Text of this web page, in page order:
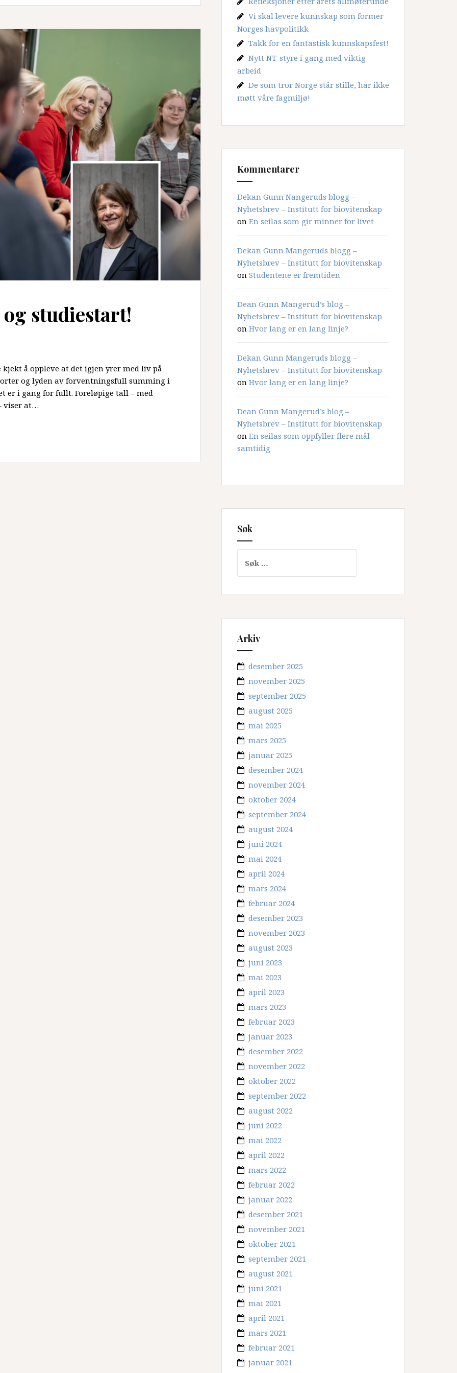
studiestart!
å oppleve at det igjen yrer med liv på
og lyden av forventningsfull summing i
er i gang for fullt. Foreløpige tall – med
viser at…
Vi skal levere kunnskap som former
Norges havpolitikk
Takk for en fantastisk kunnskapsfest!
Nytt NT-styre i gang med viktig
arbeid
De som tror Norge står stille, har ikke
møtt våre fagmiljø!
Kommentarer
Dekan Gunn Nangeruds blogg –
Nyhetsbrev – Institutt for biovitenskap
on En seilas som gir minner for livet
Dekan Gunn Mangeruds blogg –
Nyhetsbrev – Institutt for biovitenskap
on Studentene er fremtiden
Dean Gunn Mangerud’s blog –
Nyhetsbrev – Institutt for biovitenskap
on Hvor lang er en lang linje?
Dekan Gunn Mangeruds blogg –
Nyhetsbrev – Institutt for biovitenskap
on Hvor lang er en lang linje?
Dean Gunn Mangerud’s blog –
Nyhetsbrev – Institutt for biovitenskap
on En seilas som oppfyller flere mål –
samtidig
Søk
etter:
Arkiv
desember 2025
november 2025
september 2025
august 2025
mai 2025
mars 2025
januar 2025
desember 2024
november 2024
oktober 2024
september 2024
august 2024
juni 2024
mai 2024
april 2024
mars 2024
februar 2024
desember 2023
november 2023
august 2023
juni 2023
mai 2023
april 2023
mars 2023
februar 2023
januar 2023
desember 2022
november 2022
oktober 2022
september 2022
august 2022
juni 2022
mai 2022
april 2022
mars 2022
februar 2022
januar 2022
desember 2021
november 2021
oktober 2021
september 2021
august 2021
juni 2021
mai 2021
april 2021
mars 2021
februar 2021
januar 2021